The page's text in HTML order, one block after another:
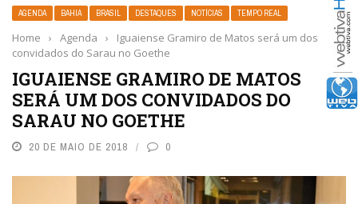
AGENDA BAHIA BRASIL DESTAQUES NOTÍCIAS TEMPO REAL
Home › Agenda ›
Iguaiense Gramiro de Matos será um dos
convidados do Sarau no Goethe
IGUAIENSE GRAMIRO DE MATOS
SERÁ UM DOS CONVIDADOS DO
SARAU NO GOETHE
20 DE MAIO DE 2018 0